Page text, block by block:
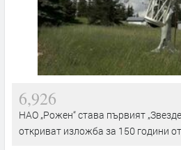
6,926
НАО „Рожен“ става първият
откриват изложба за 150 години